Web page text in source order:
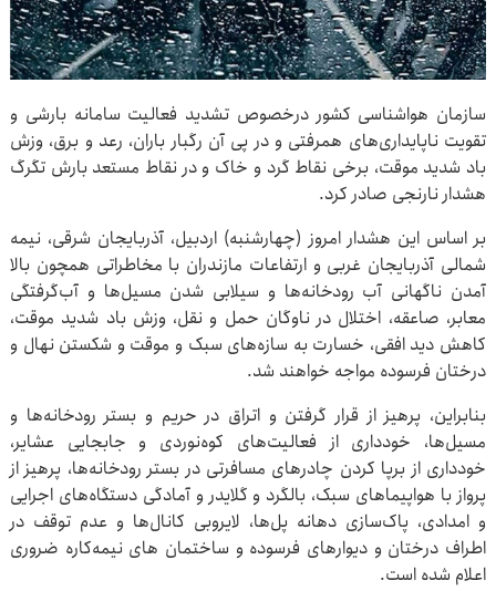
سازمان هواشناسی کشور درخصوص تشدید فعالیت سامانه بارشی و
تقویت ناپایداری‌های همرفتی و در پی آن رگبار باران، رعد و برق، وزش
باد شدید موقت، برخی نقاط گرد و خاک و در نقاط مستعد بارش تگرگ
هشدار نارنجی صادر کرد.
بر اساس این هشدار امروز (چهارشنبه) اردبیل، آذربایجان شرقی، نیمه
شمالی آذربایجان غربی و ارتفاعات مازندران با مخاطراتی همچون بالا
آمدن ناگهانی آب رودخانه‌ها و سیلابی شدن مسیل‌ها و آب‌گرفتگی
معابر، صاعقه، اختلال در ناوگان حمل و نقل، وزش باد شدید موقت،
کاهش دید افقی، خسارت به سازه‌های سبک و موقت و شکستن نهال و
درختان فرسوده مواجه خواهند شد.
بنابراین، پرهیز از قرار گرفتن و اتراق در حریم و بستر رودخانه‌ها و
مسیل‌ها، خودداری از فعالیت‌های کوه‌نوردی و جابجایی عشایر،
خودداری از برپا کردن چادرهای مسافرتی در بستر رودخانه‌ها، پرهیز از
پرواز با هواپیماهای سبک، بالگرد و گلایدر و آمادگی دستگاه‌های اجرایی
و امدادی، پاک‌سازی دهانه پل‌ها، لایروبی کانال‌ها و عدم توقف در
اطراف درختان و دیوارهای فرسوده و ساختمان های نیمه‌کاره ضروری
اعلام شده است.